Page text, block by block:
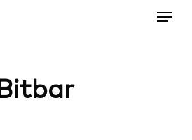
Menu
Bitbar